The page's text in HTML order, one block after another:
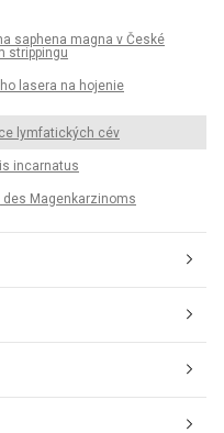
saphena magna v České
strippingu
lasera na hojenie
lymfatických cév
incarnatus
des Magenkarzinoms